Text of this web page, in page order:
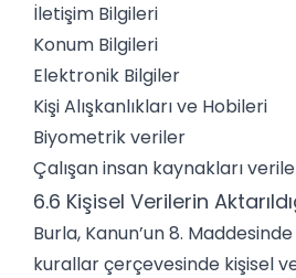
İletişim Bilgileri
Konum Bilgileri
Elektronik Bilgiler
Kişi Alışkanlıkları ve Hobileri
Biyometrik veriler
Çalışan insan kaynakları
6.6 Kişisel Verilerin
Burla, Kanun’un 8.
kurallar çerçevesinde kişisel